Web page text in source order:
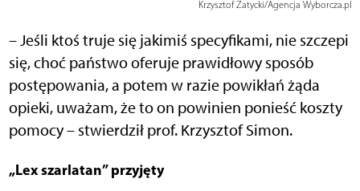
Krzysztof Zatycki/Agencja Wyborcza.pl
– Jeśli ktoś truje się jakimiś specyfikami, nie szczepi
się, choć państwo oferuje prawidłowy sposób
postępowania, a potem w razie powikłań żąda
opieki, uważam, że to on powinien ponieść koszty
pomocy – stwierdził prof. Krzysztof Simon.
„Lex szarlatan” przyjęty